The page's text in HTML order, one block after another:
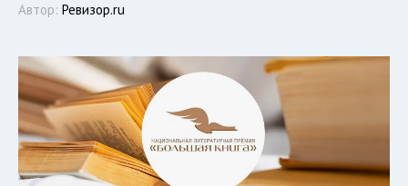
Автор: Ревизор.ru